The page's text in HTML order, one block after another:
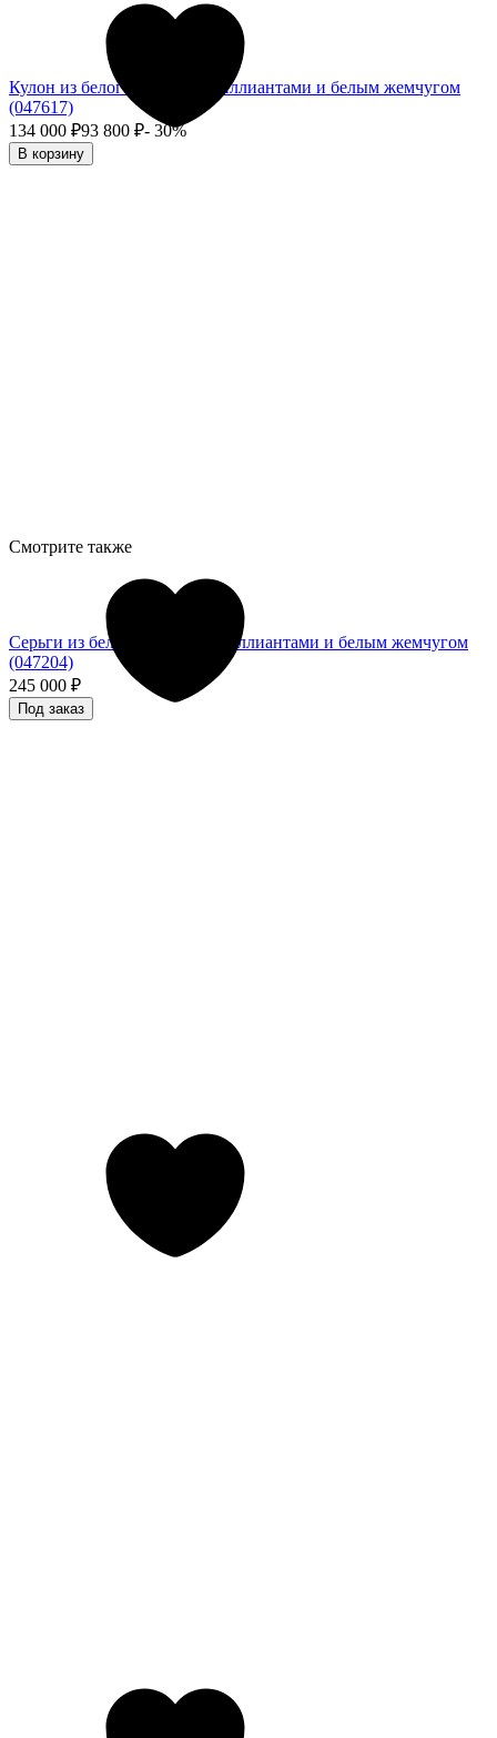
Кулон из белого золота с бриллиантами и белым жемчугом
(047617)
134 000 ₽93 800 ₽- 30%
В корзину
Серьги из белого золота с бриллиантами и белым жемчугом
(047204)
245 000 ₽
Под заказ
Смотрите также